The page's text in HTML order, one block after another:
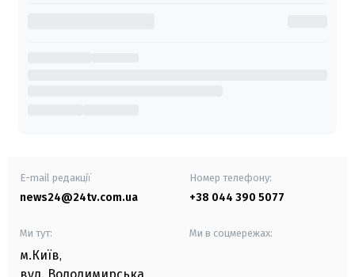
E-mail редакції
news24@24tv.com.ua
Номер телефону:
+38 044 390 5077
Ми тут:
м.Київ,
вул. Володимирська
Ми в соцмережах: